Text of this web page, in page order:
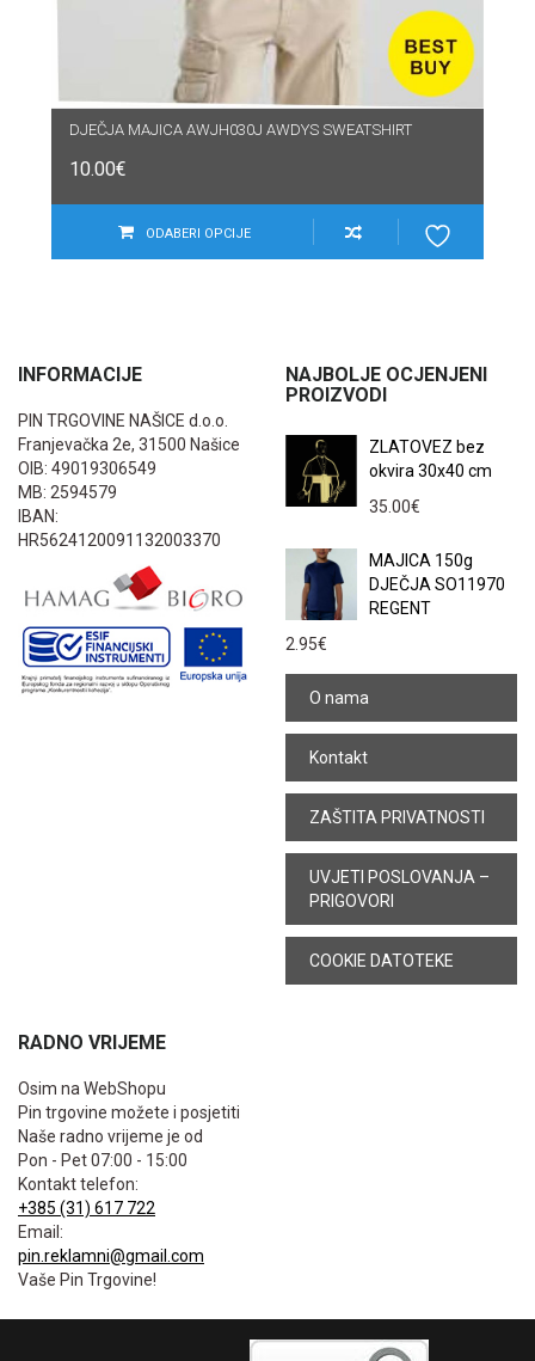
DJEČJA MAJICA AWJH030J AWDYS SWEATSHIRT
10.00€
ODABERI OPCIJE
INFORMACIJE
PIN TRGOVINE NAŠICE d.o.o.
Franjevačka 2e, 31500 Našice
OIB: 49019306549
MB: 2594579
IBAN:
HR5624120091132003370
NAJBOLJE OCJENJENI
PROIZVODI
ZLATOVEZ bez
okvira 30x40 cm
35.00€
MAJICA 150g
DJEČJA SO11970
REGENT
2.95€
O nama
Kontakt
ZAŠTITA PRIVATNOSTI
UVJETI POSLOVANJA –
PRIGOVORI
COOKIE DATOTEKE
RADNO VRIJEME
Osim na WebShopu
Pin trgovine možete i posjetiti
Naše radno vrijeme je od
Pon - Pet 07:00 - 15:00
Kontakt telefon:
+385 (31) 617 722
Email:
pin.reklamni@gmail.com
Vaše Pin Trgovine!